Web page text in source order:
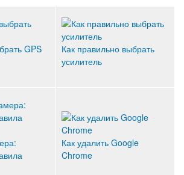
GPS
Как правильно выбрать
усилитель
Как удалить Google
Chrome